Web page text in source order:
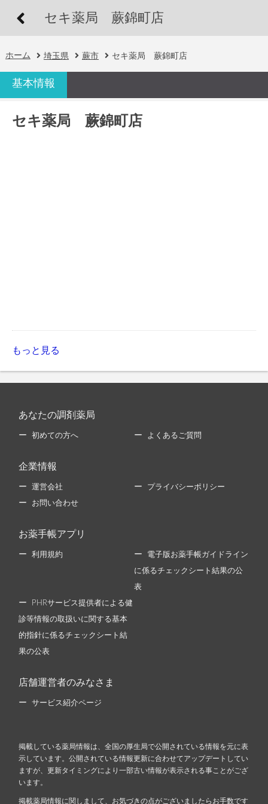
セキ薬局 蕨錦町店
ホーム 埼玉県 蕨市 セキ薬局 蕨錦町店
基本情報
セキ薬局 蕨錦町店
もっと見る
あなたの調剤薬局
初めての方へ よくあるご質問
企業情報
運営会社 プライバシーポリシー
お問い合わせ
お薬手帳アプリ
利用規約 電子版お薬手帳ガイドライン
に係るチェックシート結果の公
表
PHRサービス提供者による健
診等情報の取扱いに関する基本
的指針に係るチェックシート結
果の公表
店舗運営者のみなさま
サービス紹介ページ
掲載している薬局情報は、全国の厚生局で公開されている情報を元に表
示しています。公開されている情報更新に合わせてアップデートしてい
ますが、更新タイミングにより一部古い情報が表示される事ことがござ
います。
掲載薬局情報に関しまして、お気づきの点がございましたらお手数です